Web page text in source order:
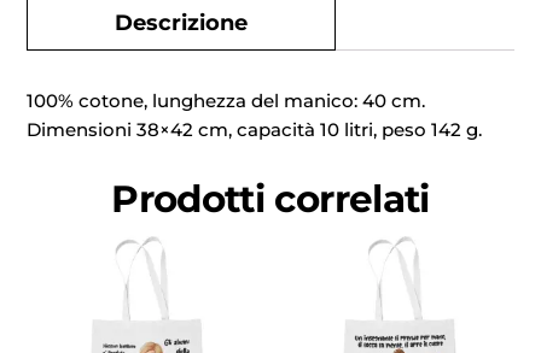
Descrizione
100% cotone, lunghezza del manico: 40 cm.
Dimensioni 38×42 cm, capacità 10 litri, peso 142 g.
Prodotti correlati